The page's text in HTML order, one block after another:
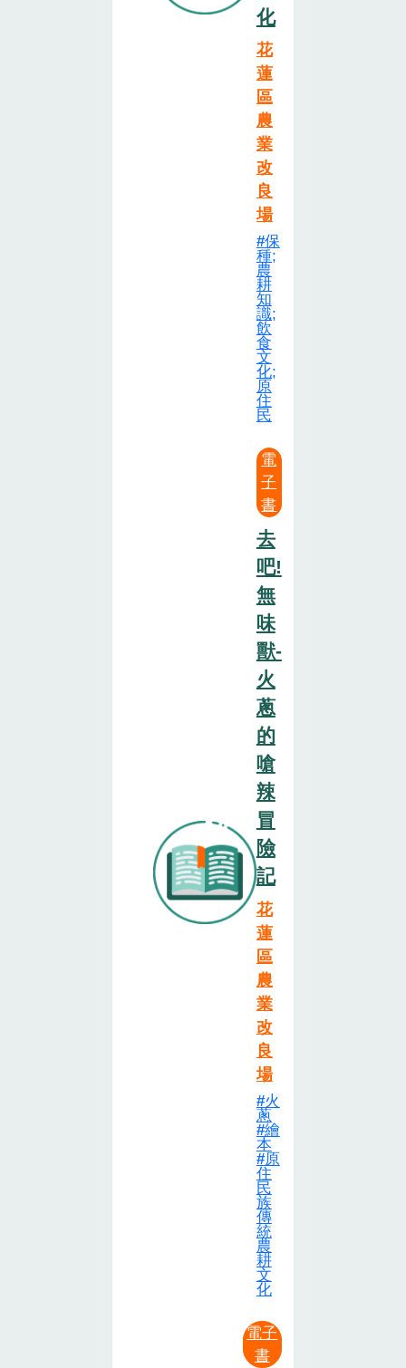
化
花
蓮
區
農
業
改
良
場
保
種;
農
耕
知
識;
飲
食
文
化;
原
住
民
電
子
書
去
吧!
無
味
獸-
火
蔥
的
嗆
辣
冒
險
記
花
蓮
區
農
業
改
良
場
火
蔥
繪
本
原
住
民
族
傳
統
農
耕
文
化
電子
書